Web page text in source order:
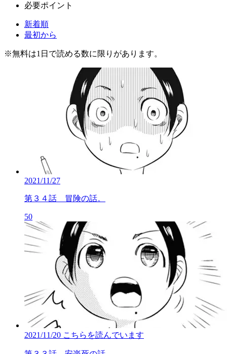
必要ポイント
新着順
最初から
※無料は1日で読める数に限りがあります。
2021/11/27
第３４話 冒険の話。
50
2021/11/20 こちらを読んでいます